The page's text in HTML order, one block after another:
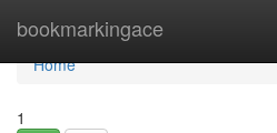
bookmarkingace
Home
Home
1